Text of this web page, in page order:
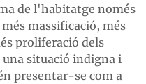
de l'habitatge només
massificació, més
proliferació dels
situació indigna i
presentar-se com a